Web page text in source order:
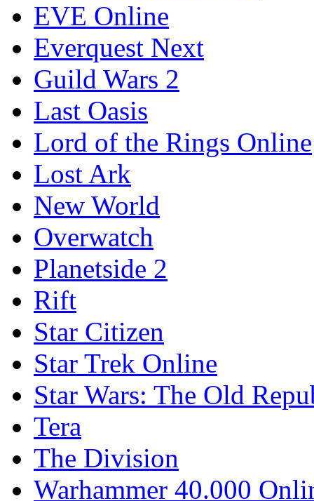
EVE Online
Everquest Next
Guild Wars 2
Last Oasis
Lord of the Rings Online
Lost Ark
New World
Overwatch
Planetside 2
Rift
Star Citizen
Star Trek Online
Star Wars: The Old
Tera
The Division
Warhammer 40.000